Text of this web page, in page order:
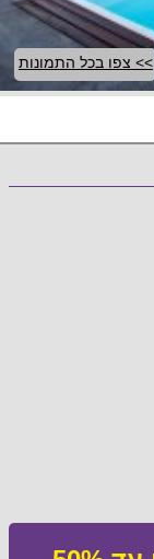
>> צפו בכל התמונות